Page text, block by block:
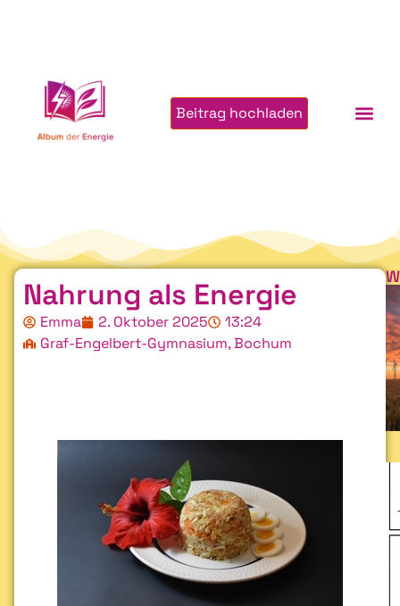
Beitrag hochladen
Nahrung als Energie
Emma 2. Oktober 2025
13:24
Graf-Engelbert-Gymnasium, Bochum